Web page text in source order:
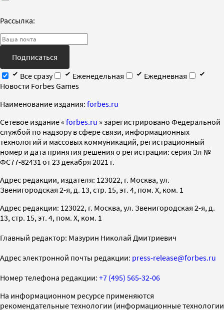
Рассылка:
Подписаться
Все сразу
Еженедельная
Ежедневная
Новости Forbes Games
Наименование издания: forbes.ru
Cетевое издание « forbes.ru » зарегистрировано Федеральной
службой по надзору в сфере связи, информационных
технологий и массовых коммуникаций, регистрационный
номер и дата принятия решения о регистрации: серия Эл №
ФС77-82431 от 23 декабря 2021 г.
Адрес редакции, издателя: 123022, г. Москва, ул.
Звенигородская 2-я, д. 13, стр. 15, эт. 4, пом. X, ком. 1
Адрес редакции: 123022, г. Москва, ул. Звенигородская 2-я, д.
13, стр. 15, эт. 4, пом. X, ком. 1
Главный редактор: Мазурин Николай Дмитриевич
Адрес электронной почты редакции: press-release@forbes.ru
Номер телефона редакции: +7 (495) 565-32-06
На информационном ресурсе применяются
рекомендательные технологии (информационные технологии